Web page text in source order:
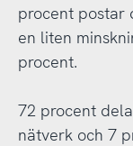
procent postar
en liten
procent.
72 procent
nätverk och 7